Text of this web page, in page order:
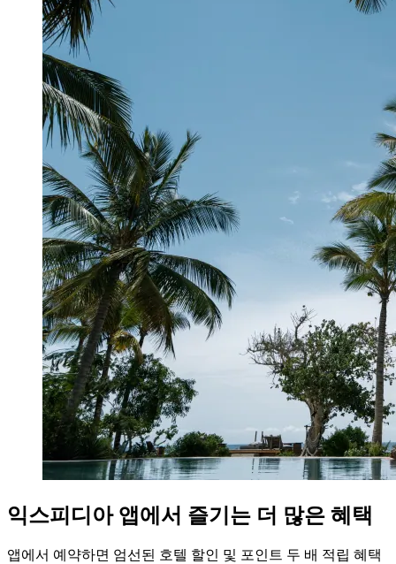
익스피디아 앱에서 즐기는 더 많은 혜택
앱에서 예약하면 엄선된 호텔 할인 및 포인트 두 배 적립 혜택